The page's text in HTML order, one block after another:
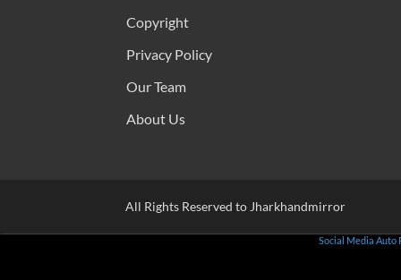
Copyright
Privacy Policy
Our Team
About Us
All Rights Reserved to Jharkhandmirror
Social Media Auto